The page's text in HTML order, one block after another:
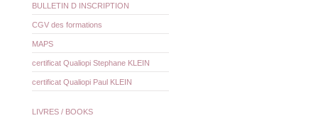
BULLETIN D INSCRIPTION
CGV des formations
MAPS
certificat Qualiopi Stephane KLEIN
certificat Qualiopi Paul KLEIN
LIVRES / BOOKS